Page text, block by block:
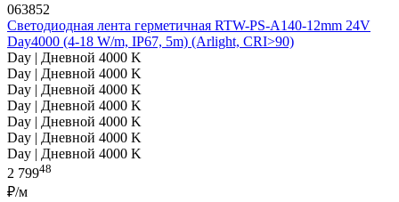
063852
Светодиодная лента герметичная RTW-PS-A140-12mm 24V
Day4000 (4-18 W/m, IP67, 5m) (Arlight, CRI>90)
Day | Дневной 4000 K
Day | Дневной 4000 K
Day | Дневной 4000 K
Day | Дневной 4000 K
Day | Дневной 4000 K
Day | Дневной 4000 K
Day | Дневной 4000 K
2 79948
₽/м